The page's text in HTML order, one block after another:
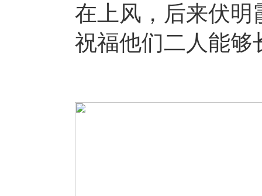
在上风，后来伏明
祝福他们二人能够